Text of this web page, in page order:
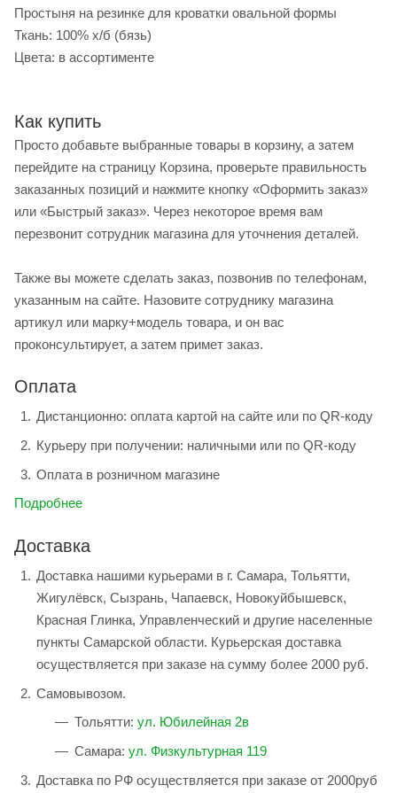
Простыня на резинке для кроватки овальной формы
Ткань: 100% х/б (бязь)
Цвета: в ассортименте
Как купить
Просто добавьте выбранные товары в корзину, а затем
перейдите на страницу Корзина, проверьте правильность
заказанных позиций и нажмите кнопку «Оформить заказ»
или «Быстрый заказ». Через некоторое время вам
перезвонит сотрудник магазина для уточнения деталей.
Также вы можете сделать заказ, позвонив по телефонам,
указанным на сайте. Назовите сотруднику магазина
артикул или марку+модель товара, и он вас
проконсультирует, а затем примет заказ.
Оплата
Дистанционно: оплата картой на сайте или по QR-коду
Курьеру при получении: наличными или по QR-коду
Оплата в розничном магазине
Подробнее
Доставка
Доставка нашими курьерами в г. Самара, Тольятти,
Жигулёвск, Сызрань, Чапаевск, Новокуйбышевск,
Красная Глинка, Управленческий и другие населенные
пункты Самарской области. Курьерская доставка
осуществляется при заказе на сумму более 2000 руб.
Самовывозом.
Тольятти: ул. Юбилейная 2в
Самара: ул. Физкультурная 119
Доставка по РФ осуществляется при заказе от 2000руб